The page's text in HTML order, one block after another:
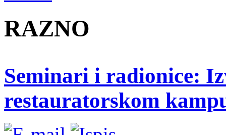
RAZNO
Seminari i radionice:
restauratorskom